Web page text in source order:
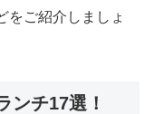
をご紹介しましょ
ンチ17選！